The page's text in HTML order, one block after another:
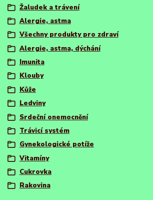
Žaludek a trávení
Alergie, astma
Všechny produkty pro zdraví
Alergie, astma, dýchání
Imunita
Klouby
Kůže
Ledviny
Srdeční onemocnění
Trávicí systém
Gynekologické potíže
Vitamíny
Cukrovka
Rakovina